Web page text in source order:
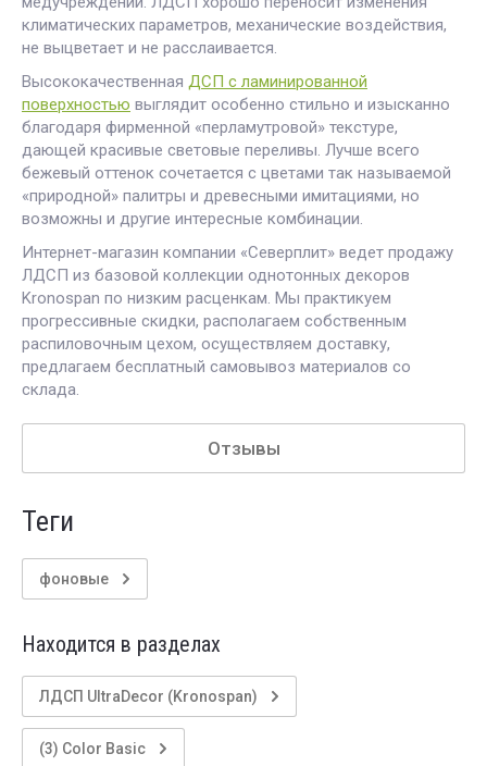
климатических параметров, механические воздействия,
не выцветает и не расслаивается.
Высококачественная ДСП с ламинированной
поверхностью выглядит особенно стильно и изысканно
благодаря фирменной «перламутровой» текстуре,
дающей красивые световые переливы. Лучше всего
бежевый оттенок сочетается с цветами так называемой
«природной» палитры и древесными имитациями, но
возможны и другие интересные комбинации.
Интернет-магазин компании «Северплит» ведет продажу
ЛДСП из базовой коллекции однотонных декоров
Kronospan по низким расценкам. Мы практикуем
прогрессивные скидки, располагаем собственным
распиловочным цехом, осуществляем доставку,
предлагаем бесплатный самовывоз материалов со
склада.
Отзывы
теги
фоновые
Находится в разделах
ЛДСП UltraDecor (Kronospan)
(3) Color Basic